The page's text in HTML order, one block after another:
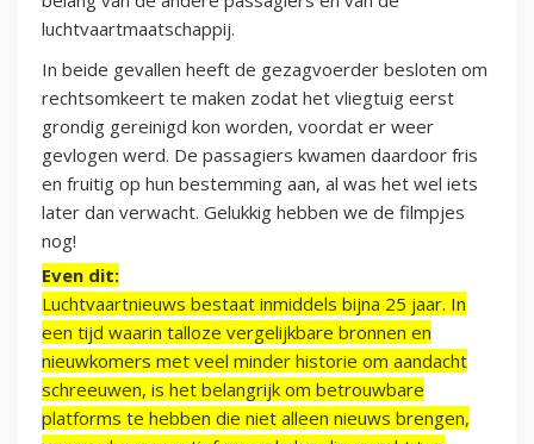
luchtvaartmaatschappij.
In beide gevallen heeft de gezagvoerder besloten om
rechtsomkeert te maken zodat het vliegtuig eerst
grondig gereinigd kon worden, voordat er weer
gevlogen werd. De passagiers kwamen daardoor fris
en fruitig op hun bestemming aan, al was het wel iets
later dan verwacht. Gelukkig hebben we de filmpjes
nog!
Even dit:
Luchtvaartnieuws bestaat inmiddels bijna 25 jaar. In
een tijd waarin talloze vergelijkbare bronnen en
nieuwkomers met veel minder historie om aandacht
schreeuwen, is het belangrijk om betrouwbare
platforms te hebben die niet alleen nieuws brengen,